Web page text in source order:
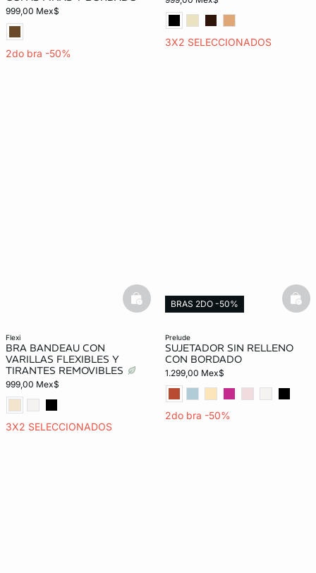
999,00 Mex$
2do bra -50%
3X2 SELECCIONADOS
flexi
BRA BANDEAU CON
VARILLAS FLEXIBLES Y
TIRANTES REMOVIBLES
999,00 Mex$
3X2 SELECCIONADOS
basketfull
prelude
SUJETADOR SIN RELLENO
CON BORDADO
1.299,00 Mex$
2do bra -50%
BRAS 2DO -50%